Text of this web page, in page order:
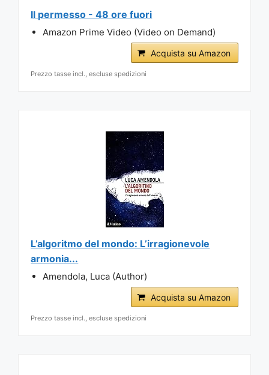
Il permesso - 48 ore fuori
Amazon Prime Video (Video on Demand)
Acquista su Amazon
Prezzo tasse incl., escluse spedizioni
L’algoritmo del mondo: L’irragionevole
armonia...
Amendola, Luca (Author)
Acquista su Amazon
Prezzo tasse incl., escluse spedizioni